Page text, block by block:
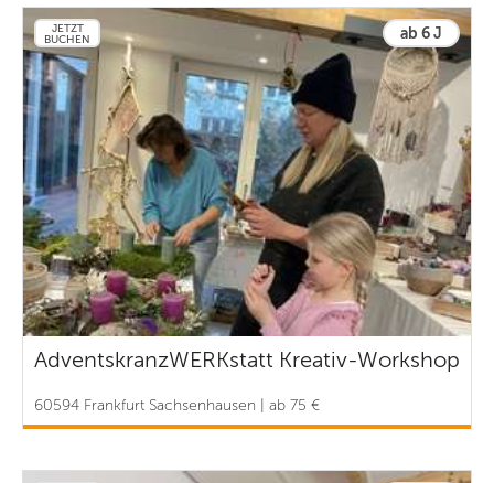
JETZT
BUCHEN
ab 6 J
AdventskranzWERKstatt Kreativ-Workshop
60594 Frankfurt Sachsenhausen | ab 75 €